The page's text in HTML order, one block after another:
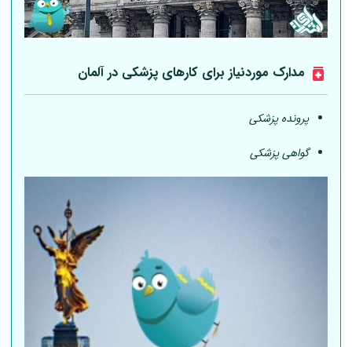
مدارک موردنیاز برای کارهای پزشکی درآلمان
پرونده پزشکی
گواهی پزشکی